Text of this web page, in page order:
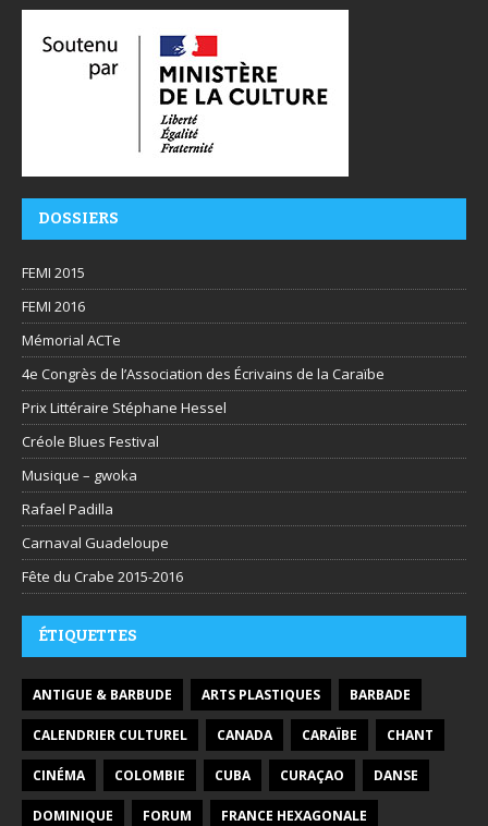
DOSSIERS
FEMI 2015
FEMI 2016
Mémorial ACTe
4e Congrès de l’Association des Écrivains de la Caraïbe
Prix Littéraire Stéphane Hessel
Créole Blues Festival
Musique – gwoka
Rafael Padilla
Carnaval Guadeloupe
Fête du Crabe 2015-2016
ÉTIQUETTES
ANTIGUE & BARBUDE ARTS PLASTIQUES BARBADE
CALENDRIER CULTUREL CANADA CARAÏBE CHANT
CINÉMA COLOMBIE CUBA CURAÇAO DANSE
DOMINIQUE FORUM FRANCE HEXAGONALE